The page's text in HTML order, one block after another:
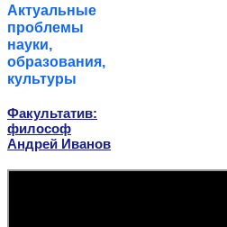
Актуальные
проблемы
науки,
образования,
культуры
Факультатив:
философ
Андрей Иванов